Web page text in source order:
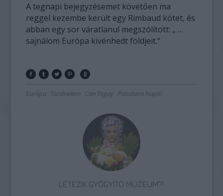
A tegnapi bejegyzésemet követően ma
reggel kezembe került egy Rimbaud kötet, és
abban egy sor váratlanul megszólított: „ …
sajnálom Európa kivénhedt földjeit.“
Európa Történelem Can Togay Potsdami Napló
LÉTEZIK GYÓGYÍTÓ MÚZEUM?!